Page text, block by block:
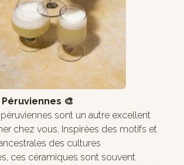
🎨
sont un autre excellent
chez vous. Inspirées des motifs et
des cultures
ces céramiques sont souvent